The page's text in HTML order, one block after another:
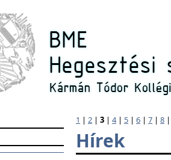
1 | 2 | 3 | 4| 5 | 6 | 7 | 8
Hírek